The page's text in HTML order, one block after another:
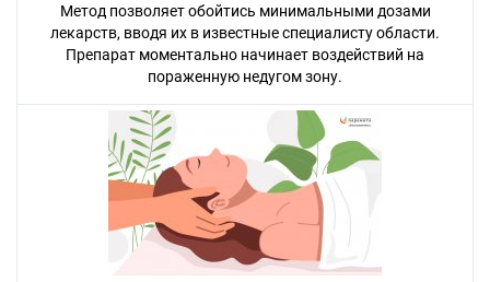
Метод позволяет обойтись минимальными дозами
лекарств, вводя их в известные специалисту области.
Препарат моментально начинает воздействий на
пораженную недугом зону.